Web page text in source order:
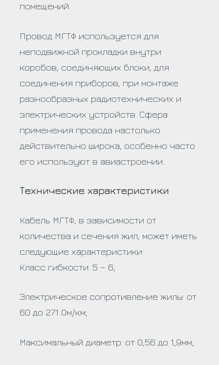
помещений.
Провод МГТФ используется для
неподвижной прокладки внутри
коробов, соединяющих блоки, для
соединения приборов, при монтаже
разнообразных радиотехнических и
электрических устройств. Сфера
применения провода настолько
действительно широка, особенно часто
его используют в авиастроении.
Технические характеристики
Кабель МГТФ, в зависимости от
количества и сечения жил, может иметь
следующие характеристики:
Класс гибкости: 5 – 6;
Электрическое сопротивление жилы: от
60 до 271 Ом/км;
Максимальный диаметр: от 0,56 до 1,9мм;